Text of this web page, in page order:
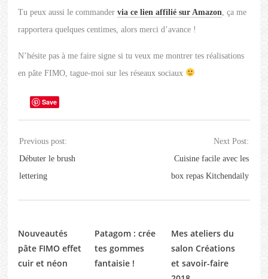
Tu peux aussi le commandervia ce lien affilié sur Amazon , ça me
rapportera quelques centimes, alors merci d’avance !
N’hésite pas à me faire signe si tu veux me montrer tes réalisations
en pâte FIMO, tague-moi sur les réseaux sociaux
Save
Previous post:
Débuter le brush
lettering
Next Post:
Cuisine facile avec les
box repas Kitchendaily
Nouveautés
pâte FIMO effet
cuir et néon
Patagom : crée
tes gommes
fantaisie !
Mes ateliers du
salon Créations
et savoir-faire